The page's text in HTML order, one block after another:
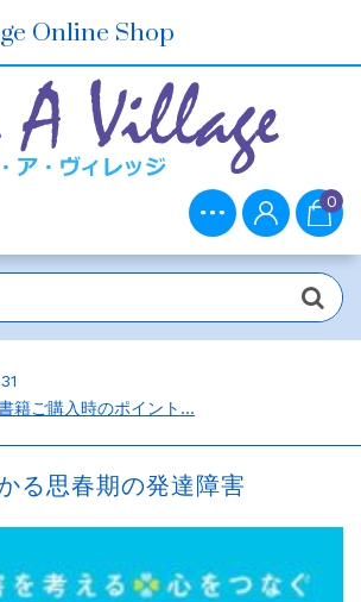
Online Shop
0
ーアルしました。...
籍ご購入時のポイント...
ト5...
思春期の発達障害